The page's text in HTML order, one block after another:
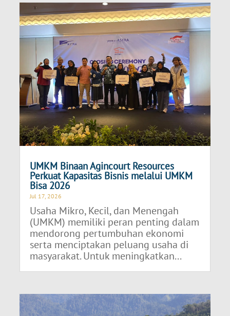
UMKM Binaan Agincourt Resources
Perkuat Kapasitas Bisnis melalui UMKM
Bisa 2026
Jul 17, 2026
Usaha Mikro, Kecil, dan Menengah
(UMKM) memiliki peran penting dalam
mendorong pertumbuhan ekonomi
serta menciptakan peluang usaha di
masyarakat. Untuk meningkatkan...